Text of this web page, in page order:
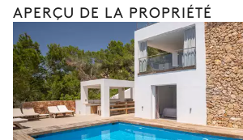
Terrasse couverte
Vue panoramique sur la mer
2 Canapés-lits (deux places)
Smart TV
Système
Sonos
APERÇU DE LA PROPRIÉTÉ